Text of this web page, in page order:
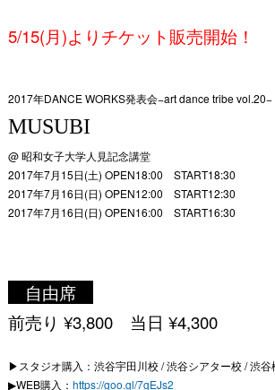
5/15(月)よりチケット販売開始！
2017年DANCE WORKS発表会−art dance tribe vol.20−
MUSUBI
@ 昭和女子大学人見記念講堂
2017年7月15日(土) OPEN18:00 START18:30
2017年7月16日(日) OPEN12:00 START12:30
2017年7月16日(日) OPEN16:00 START16:30
自由席
前売り ¥3,800 当日 ¥4,300
▶︎スタジオ購入：渋谷宇田川校 / 渋谷シアター校 / 渋谷
▶︎WEB購入： https://goo.gl/7gEJs2